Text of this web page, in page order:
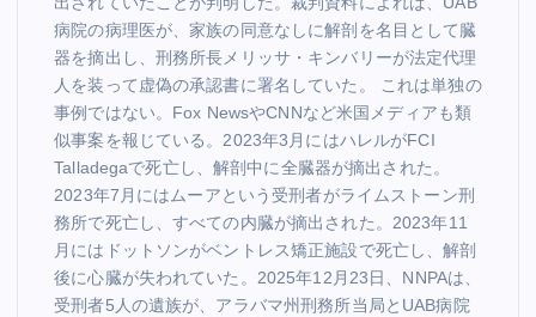
病院の病理医が、家族の同意なしに解剖を名目として臓
器を摘出し、刑務所長メリッサ・キンバリーが法定代理
人を装って虚偽の承認書に署名していた。 これは単独の
事例ではない。Fox NewsやCNNなど米国メディアも類
似事案を報じている。2023年3月にはハレルがFCI
Talladegaで死亡し、解剖中に全臓器が摘出された。
2023年7月にはムーアという受刑者がライムストーン刑
務所で死亡し、すべての内臓が摘出された。2023年11
月にはドットソンがベントレス矯正施設で死亡し、解剖
後に心臓が失われていた。2025年12月23日、NNPAは、
受刑者5人の遺族が、アラバマ州刑務所当局とUAB病院